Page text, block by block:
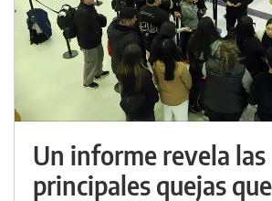
Un informe revela las
principales quejas